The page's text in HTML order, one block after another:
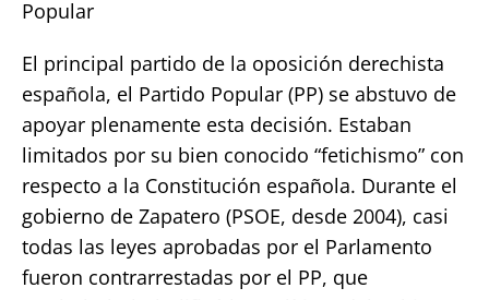
Popular
El principal partido de la oposición derechista
española, el Partido Popular (PP) se abstuvo de
apoyar plenamente esta decisión. Estaban
limitados por su bien conocido “fetichismo” con
respecto a la Constitución española. Durante el
gobierno de Zapatero (PSOE, desde 2004), casi
todas las leyes aprobadas por el Parlamento
fueron contrarrestadas por el PP, que